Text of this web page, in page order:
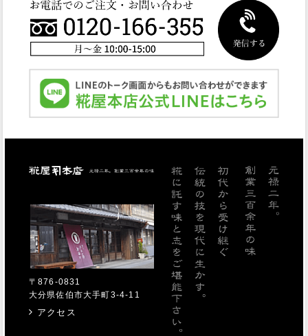
糀屋本店
〒876-0831
大分県佐伯市大手町3-4-11
アクセス